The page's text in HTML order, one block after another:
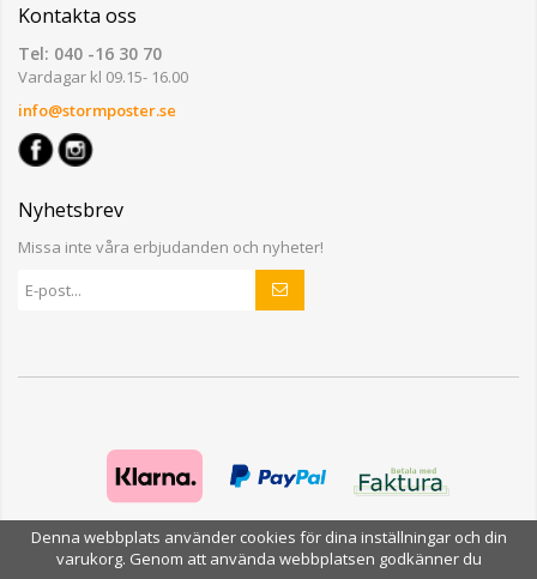
Kontakta oss
Tel: 040 -16 30 70
Vardagar kl 09.15- 16.00
info@stormposter.se
Nyhetsbrev
Missa inte våra erbjudanden och nyheter!
Denna webbplats använder cookies för dina inställningar och din
varukorg. Genom att använda webbplatsen godkänner du